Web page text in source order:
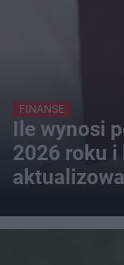
FINANSE
Ile wynosi
2026 roku i